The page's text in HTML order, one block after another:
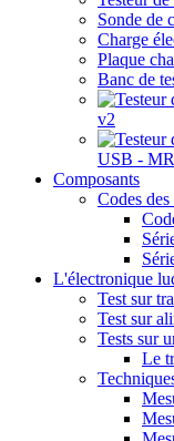
Sonde de
Charge
Plaque
Banc de
v2
USB -
Composants
Codes
L'électronique
Test sur
Test sur
Tests sur
Le